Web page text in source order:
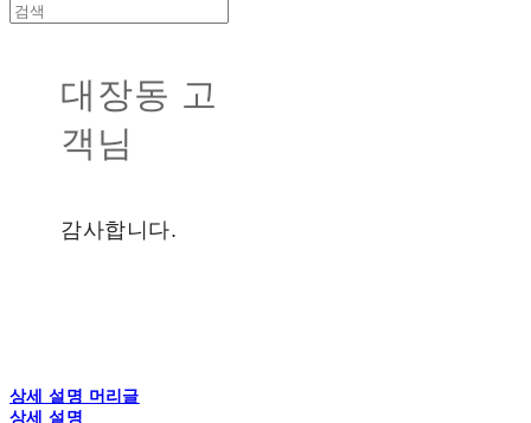
대장동 고
객님
감사합니다.
상세 설명 머리글
상세 설명